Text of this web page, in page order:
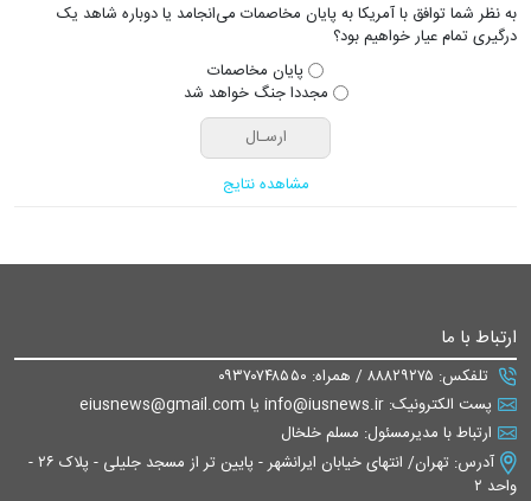
به نظر شما توافق با آمریکا به پایان مخاصمات می‌انجامد یا دوباره شاهد یک
درگیری تمام عیار خواهیم بود؟
پایان مخاصمات
مجددا جنگ خواهد شد
مشاهده نتایج
ارتباط با ما
تلفکس: ۸۸۸۲۹۲۷۵ / همراه: ۰۹۳۷۰۷۴۸۵۵۰
پست الکترونیک: info@iusnews.ir یا eiusnews@gmail.com
ارتباط با مدیرمسئول: مسلم خلخال
آدرس: تهران/ انتهای خیابان ایرانشهر - پایین تر از مسجد جلیلی - پلاک ۲۶ -
واحد ۲